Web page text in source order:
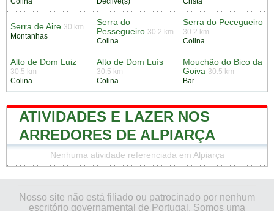
Serra de Aire 30 km
Montanhas
Serra do
Pessegueiro 30.2 km
Colina
Serra do Pecegueiro
30.2 km
Colina
Alto de Dom Luiz
30.5 km
Colina
Alto de Dom Luís
30.5 km
Colina
Mouchão do Bico da
Goiva 30.5 km
Bar
ATIVIDADES E LAZER NOS
ARREDORES DE ALPIARÇA
Nenhuma atividade referenciada em Alpiarça
Nosso site não está filiado ou patrocinado por nenhum
escritório governamental de Portugal. Somos uma